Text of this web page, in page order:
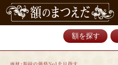
額を探す